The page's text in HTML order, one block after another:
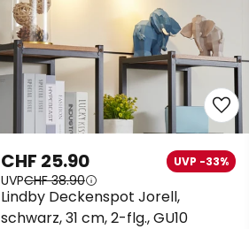
Lindby Deckenspot Jorell,
schwarz, 31 cm, 2-flg., GU10
CHF 25.90 UVP -33%
UVPCHF 38.90